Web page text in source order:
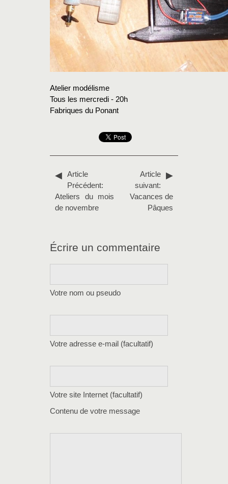
Atelier modélisme
Tous les mercredi - 20h
Fabriques du Ponant
Article
Précédent:
Ateliers du mois
de novembre
Article
suivant:
Vacances de
Pâques
Écrire un commentaire
Votre nom ou pseudo
Votre adresse e-mail (facultatif)
Votre site Internet (facultatif)
Contenu de votre message